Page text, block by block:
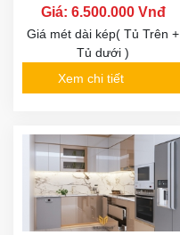
Giá: 6.500.000 Vnđ
Giá mét dài kép( Tủ Trên +
Tủ dưới )
Xem chi tiết